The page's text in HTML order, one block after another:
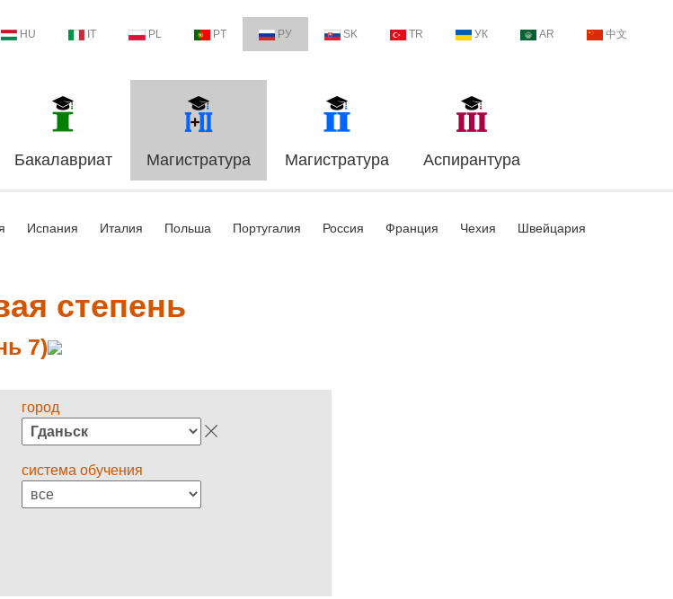
HU IT PL PT РУ SK TR УК AR 中文
Бакалавриат Магистратура Магистратура Аспирантура
Испания Италия Польша Португалия Россия Франция Чехия Швейцария
степень
7)
город
система обучения